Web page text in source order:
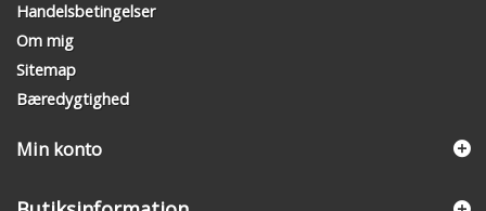
Handelsbetingelser
Om mig
Sitemap
Bæredygtighed
Min konto